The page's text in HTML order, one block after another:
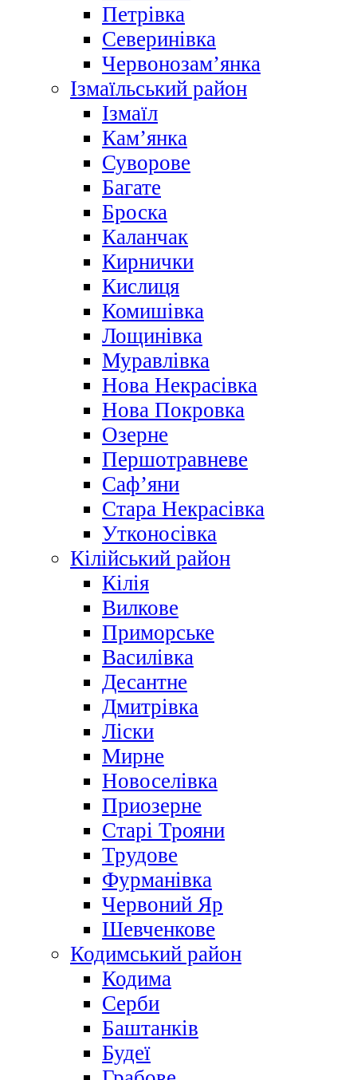
Петрівка
Северинівка
Червонозам’янка
Ізмаїльський район
Ізмаїл
Кам’янка
Суворове
Багате
Броска
Каланчак
Кирнички
Кислиця
Комишівка
Лощинівка
Муравлівка
Нова Некрасівка
Нова Покровка
Озерне
Першотравневе
Саф’яни
Стара Некрасівка
Утконосівка
Кілійський район
Кілія
Вилкове
Приморське
Василівка
Десантне
Дмитрівка
Ліски
Мирне
Новоселівка
Приозерне
Старі Трояни
Трудове
Фурманівка
Червоний Яр
Шевченкове
Кодимський район
Кодима
Серби
Баштанків
Будеї